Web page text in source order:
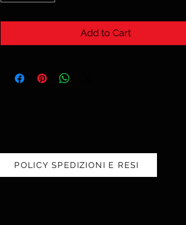
Add to Cart
POLICY SPEDIZIONI E RESI